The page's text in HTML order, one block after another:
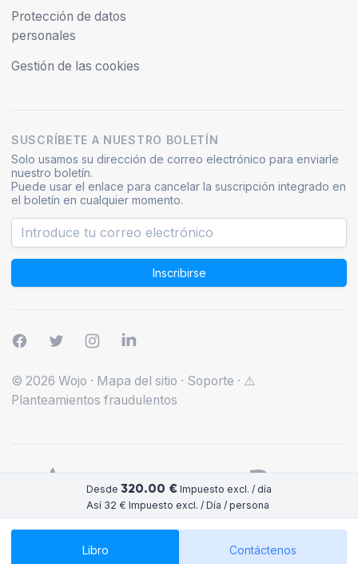
Desde 320.00 € Impuesto excl. / día
Así 32 € Impuesto excl. / Día / persona
Libro Contáctenos
Protección de datos
personales
Gestión de las cookies
SUSCRÍBETE A NUESTRO BOLETÍN
Solo usamos su dirección de correo electrónico para enviarle
nuestro boletín.
Puede usar el enlace para cancelar la suscripción integrado en
el boletín en cualquier momento.
Inscribirse
© 2026 Wojo · Mapa del sitio · Soporte · ⚠️
Planteamientos fraudulentos